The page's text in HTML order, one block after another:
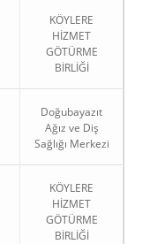
KÖYLERE
HİZMET
GÖTÜRME
BİRLİĞİ
Doğubayazıt
Ağız ve Diş
Sağlığı Merkezi
KÖYLERE
HİZMET
GÖTÜRME
BİRLİĞİ